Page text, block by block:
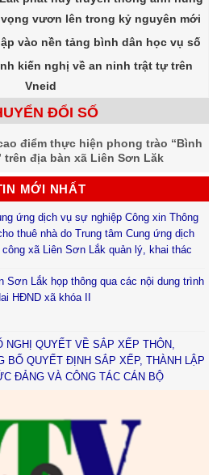
vươn lên trong kỷ nguyên mới
vào nền tảng bình dân học vụ số
kiến nghị về an ninh trật tự trên
Vneid
ĐỔI SỐ
điểm thực hiện phong trào “Bình
trên địa bàn xã Liên Sơn Lăk
MỚI NHẤT
ứng dịch vụ sự nghiệp Công xin Thông
thuê nhà do Trung tâm Cung ứng dịch
xã Liên Sơn Lắk quản lý, khai thác
Sơn Lắk họp thông qua các nội dung trình
HĐND xã khóa II
NGHỊ QUYẾT VỀ SẮP XẾP THÔN,
BỐ QUYẾT ĐỊNH SẮP XẾP, THÀNH LẬP
ĐẢNG VÀ CÔNG TÁC CÁN BỘ